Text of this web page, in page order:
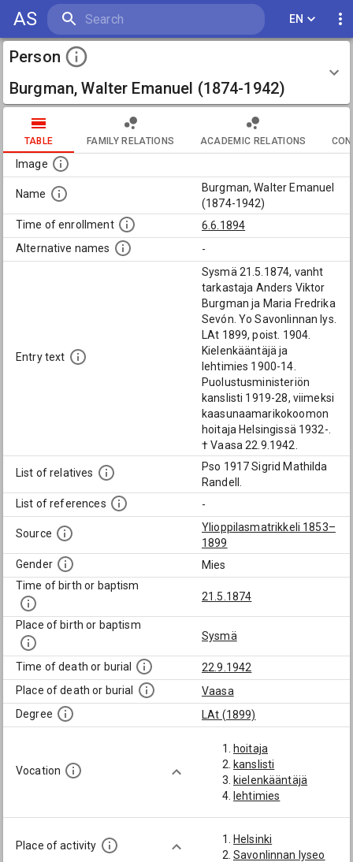
AS EN
Person
Burgman, Walter Emanuel (1874-1942)
TABLE FAMILY RELATIONS ACADEMIC RELATIONS
Image
Name
Burgman, Walter Emanuel
(1874-1942)
Time of enrollment
6.6.1894
Alternative names
-
Entry text
Sysmä 21.5.1874, vanht
tarkastaja Anders Viktor
Burgman ja Maria Fredrika
Sevón. Yo Savonlinnan lys.
LAt 1899, poist. 1904.
Kielenkääntäjä ja
lehtimies 1900-14.
Puolustusministeriön
kanslisti 1919-28, viimeksi
kaasunaamarikokoomon
hoitaja Helsingissä 1932-.
† Vaasa 22.9.1942.
List of relatives
Pso 1917 Sigrid Mathilda
Randell.
List of references
-
Source
Ylioppilasmatrikkeli 1853–
1899
Gender
Mies
Time of birth or baptism
21.5.1874
Place of birth or baptism
Sysmä
Time of death or burial
22.9.1942
Place of death or burial
Vaasa
Degree
LAt (1899)
Vocation
hoitaja
kanslisti
kielenkääntäjä
lehtimies
Place of activity
Helsinki
Savonlinnan lyseo